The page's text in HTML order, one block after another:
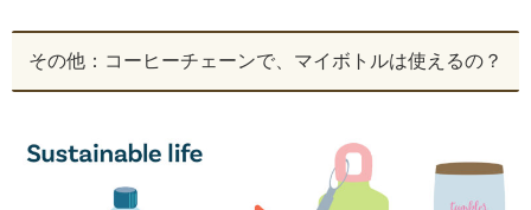
その他：コーヒーチェーンで、マイボトルは使えるの？